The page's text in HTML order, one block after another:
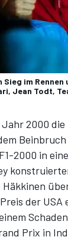
im
Jean Todt,
2000
2000 in
der
Prix in